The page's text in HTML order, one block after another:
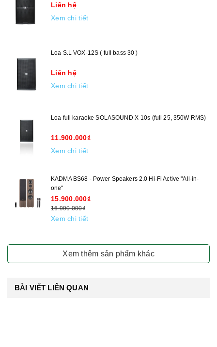
Liên hệ
Xem chi tiết
Loa S.L VOX-12S ( full bass 30 )
Liên hệ
Xem chi tiết
Loa full karaoke SOLASOUND X-10s (full 25, 350W RMS)
11.900.000₫
Xem chi tiết
KADMA BS68 - Power Speakers 2.0 Hi-Fi Active "All-in-
one"
15.900.000₫
16.990.000₫
Xem chi tiết
Xem thêm sản phẩm khác
BÀI VIẾT LIÊN QUAN